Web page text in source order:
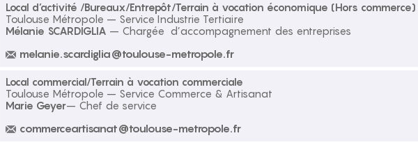
Local d’activité /Bureaux/Entrepôt/Terrain à vocation économique (Hors commerce)
Toulouse Métropole – Service Industrie Tertiaire
Mélanie SCARDIGLIA – Chargée d’accompagnement des entreprises
melanie.scardiglia@toulouse-metropole.fr
Local commercial/Terrain à vocation commerciale
Toulouse Métropole – Service Commerce & Artisanat
Marie Geyer– Chef de service
commerceartisanat@toulouse-metropole.fr